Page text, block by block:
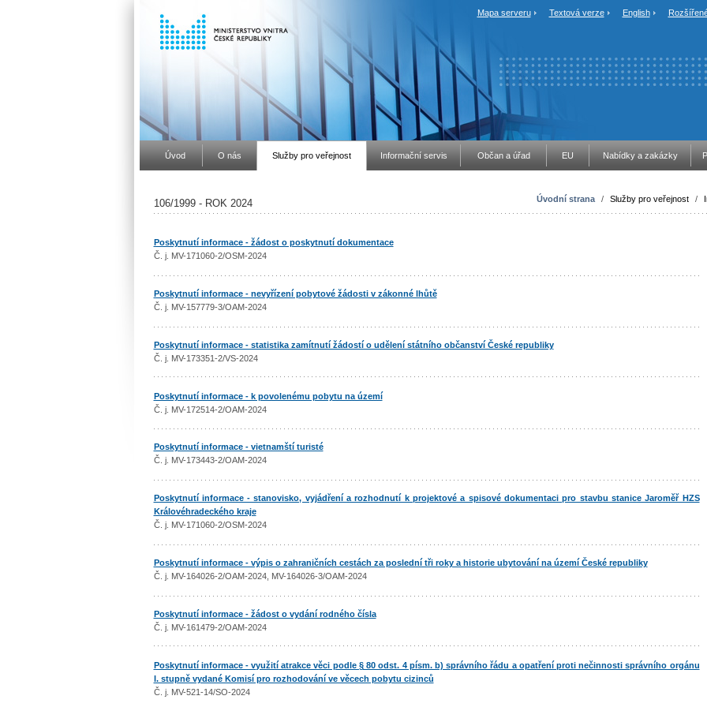
Mapa serveru Textová verze English
Úvod O nás Služby pro veřejnost Informační servis Občan a úřad EU Nabídky a zakázky
Úvodní strana / Služby pro veřejnost /
106/1999 - ROK 2024
Poskytnutí informace - žádost o poskytnutí dokumentace
Č. j. MV-171060-2/OSM-2024
Poskytnutí informace - nevyřízení pobytové žádosti v zákonné lhůtě
Č. j. MV-157779-3/OAM-2024
Poskytnutí informace - statistika zamítnutí žádostí o udělení státního občanství České republiky
Č. j. MV-173351-2/VS-2024
Poskytnutí informace - k povolenému pobytu na území
Č. j. MV-172514-2/OAM-2024
Poskytnutí informace - vietnamští turisté
Č. j. MV-173443-2/OAM-2024
Poskytnutí informace - stanovisko, vyjádření a rozhodnutí k projektové a spisové dokumentaci pro stavbu stanice Jaroměř HZS
Královéhradeckého kraje
Č. j. MV-171060-2/OSM-2024
Poskytnutí informace - výpis o zahraničních cestách za poslední tři roky a historie ubytování na území České republiky
Č. j. MV-164026-2/OAM-2024, MV-164026-3/OAM-2024
Poskytnutí informace - žádost o vydání rodného čísla
Č. j. MV-161479-2/OAM-2024
Poskytnutí informace - využití atrakce věci podle § 80 odst. 4 písm. b) správního řádu a opatření proti nečinnosti správního orgánu
I. stupně vydané Komisí pro rozhodování ve věcech pobytu cizinců
Č. j. MV-521-14/SO-2024